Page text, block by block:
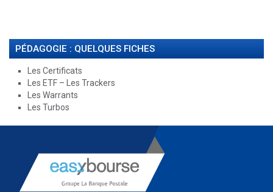
PÉDAGOGIE : QUELQUES FICHES
Les Certificats
Les ETF – Les Trackers
Les Warrants
Les Turbos